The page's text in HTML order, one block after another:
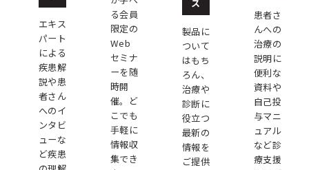
エキス
パート
による
疾患解
説や患
者さん
へのイ
ンタビ
ューな
ど疾患
る会員
限定の
Web
セミナ
ーを随
時開
催。ど
こでも
手軽に
情報収
集でき
ス
製品に
ついて
はもち
ろん、
治療や
診断に
役立つ
最新の
情報を
ご提供
患者さ
んへの
治療の
説明に
便利な
資料や
自己投
与マニ
ュアル
など診
療支援